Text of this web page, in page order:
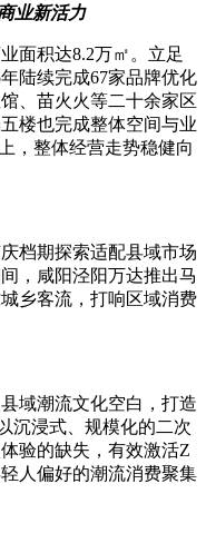
业新活力
面积达8.2万㎡。立足
陆续完成67家品牌优化
、苗火火等二十余家区
楼也完成整体空间与业
，整体经营走势稳健向
档期探索适配县域市场
，咸阳泾阳万达推出马
乡客流，打响区域消费
域潮流文化空白，打造
沉浸式、规模化的二次
验的缺失，有效激活Z
人偏好的潮流消费聚集